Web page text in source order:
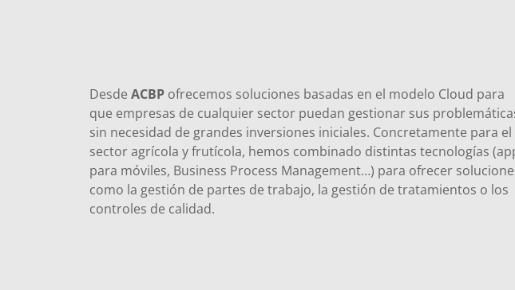
Desde ACBP ofrecemos soluciones basadas en el modelo Cloud para
que empresas de cualquier sector puedan gestionar sus
sin necesidad de grandes inversiones iniciales. Concretamente para el
sector agrícola y frutícola, hemos combinado distintas tecnologías
para móviles, Business Process Management…) para ofrecer
como la gestión de partes de trabajo, la gestión de tratamientos o los
controles de calidad.